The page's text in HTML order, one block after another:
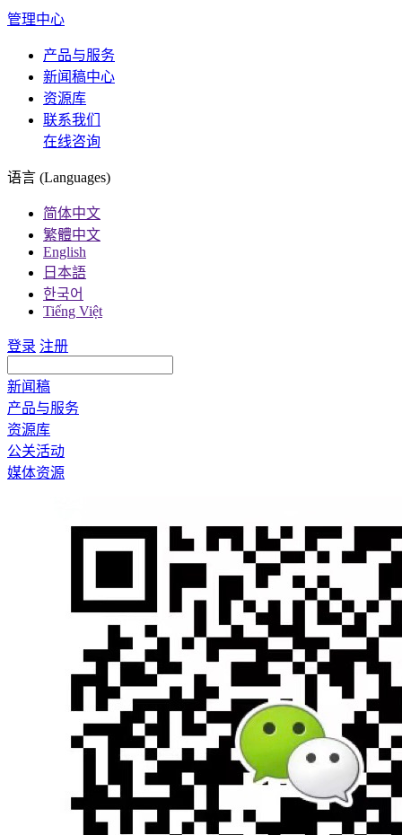
管理中心
产品与服务
新闻稿中心
资源库
联系我们
在线咨询
语言 (Languages)
简体中文
繁體中文
English
日本語
한국어
Tiếng Việt
登录 注册
新闻稿
产品与服务
资源库
公关活动
媒体资源